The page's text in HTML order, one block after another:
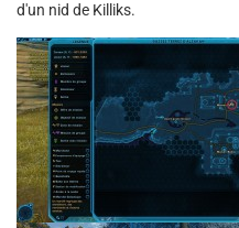
d'un nid de Killiks.